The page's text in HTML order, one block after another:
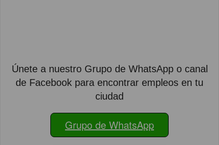
Únete a nuestro Grupo de WhatsApp o canal
de Facebook para encontrar empleos en tu
ciudad
Grupo de WhatsApp